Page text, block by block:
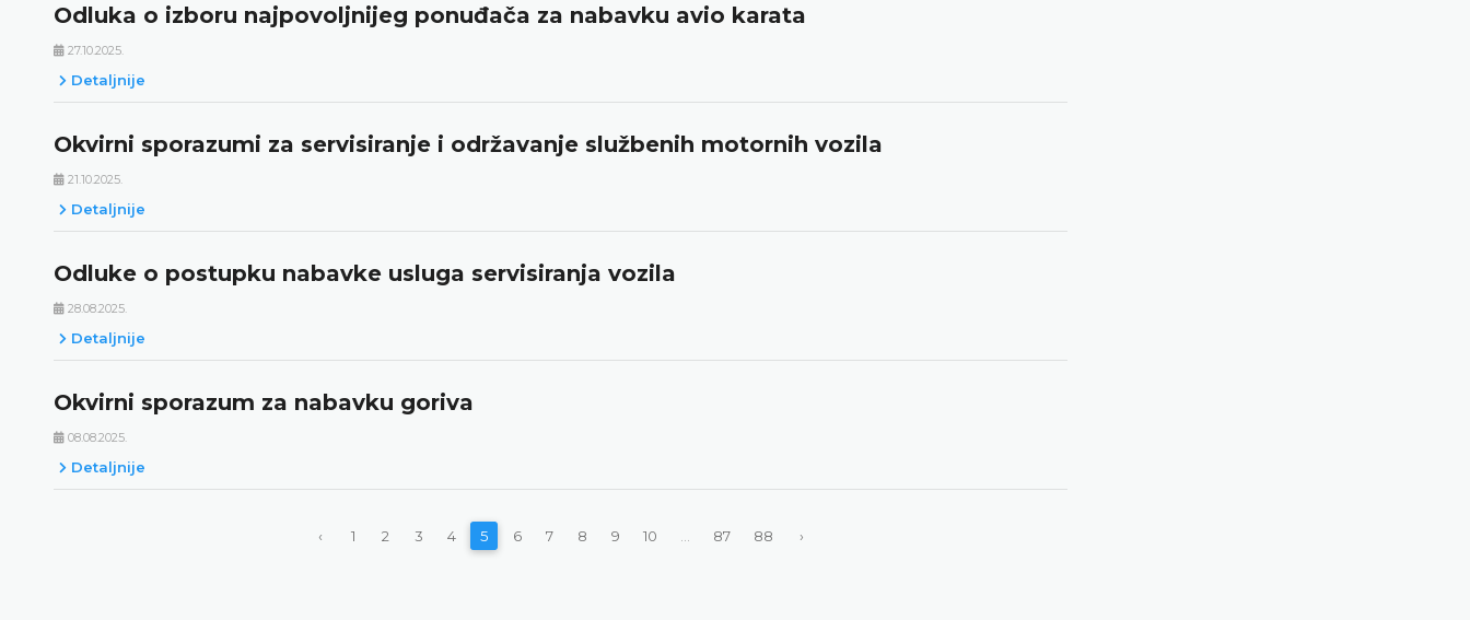
Odluka o izboru najpovoljnijeg ponuđača za nabavku avio karata
27.10.2025.
Detaljnije
Okvirni sporazumi za servisiranje i održavanje službenih motornih vozila
21.10.2025.
Detaljnije
Odluke o postupku nabavke usluga servisiranja vozila
28.08.2025.
Detaljnije
Okvirni sporazum za nabavku goriva
08.08.2025.
Detaljnije
‹ 1 2 3 4 5 6 7 8 9 10 87 88 ›